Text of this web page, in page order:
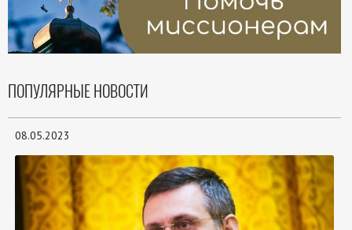
ПОПУЛЯРНЫЕ НОВОСТИ
08.05.2023